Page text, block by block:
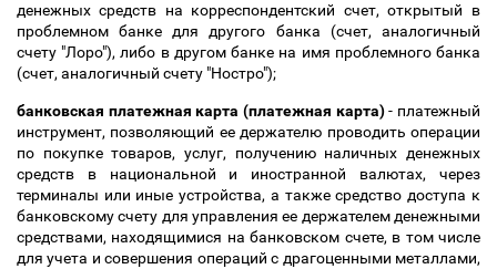
денежных средств на корреспондентский счет, открытый в
проблемном банке для другого банка (счет, аналогичный
счету "Лоро"), либо в другом банке на имя проблемного банка
(счет, аналогичный счету "Ностро");
банковская платежная карта (платежная карта)- платежный
инструмент, позволяющий ее держателю проводить операции
по покупке товаров, услуг, получению наличных денежных
средств в национальной и иностранной валютах, через
терминалы или иные устройства, а также средство доступа к
банковскому счету для управления ее держателем денежными
средствами, находящимися на банковском счете, в том числе
для учета и совершения операций с драгоценными металлами,